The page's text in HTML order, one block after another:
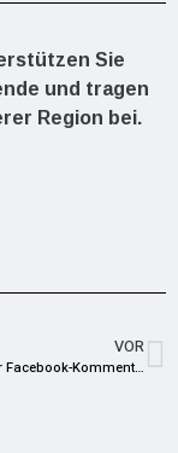
Sie
und tragen
Region bei.
VOR
Entsetzen über Facebook-Kommentar ruft Entsetzen hervor